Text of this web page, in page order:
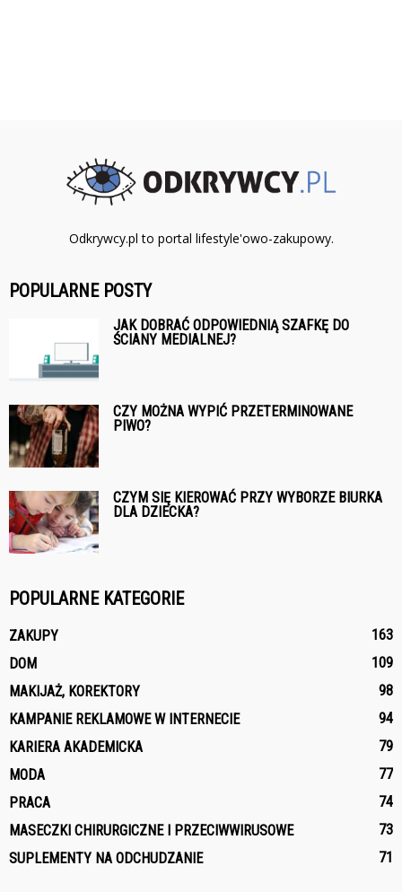
Odkrywcy.pl to portal lifestyle'owo-zakupowy.
POPULARNE POSTY
JAK DOBRAĆ ODPOWIEDNIĄ SZAFKĘ DO
ŚCIANY MEDIALNEJ?
CZY MOŻNA WYPIĆ PRZETERMINOWANE
PIWO?
CZYM SIĘ KIEROWAĆ PRZY WYBORZE BIURKA
DLA DZIECKA?
POPULARNE KATEGORIE
ZAKUPY
163
DOM
109
MAKIJAŻ, KOREKTORY
98
KAMPANIE REKLAMOWE W INTERNECIE
94
KARIERA AKADEMICKA
79
MODA
77
PRACA
74
MASECZKI CHIRURGICZNE I PRZECIWWIRUSOWE
73
SUPLEMENTY NA ODCHUDZANIE
71